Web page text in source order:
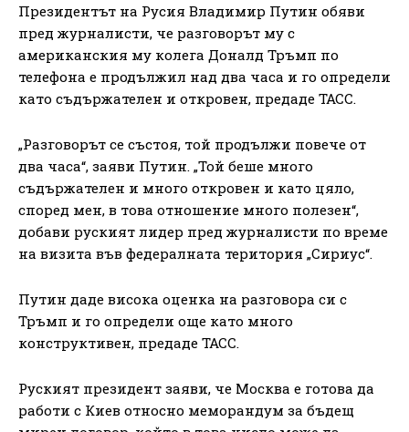
Президентът на Русия Владимир Путин обяви
пред журналисти, че разговорът му с
американския му колега Доналд Тръмп по
телефона е продължил над два часа и го определи
като съдържателен и откровен, предаде ТАСС.
„Разговорът се състоя, той продължи повече от
два часа“, заяви Путин. „Той беше много
съдържателен и много откровен и като цяло,
според мен, в това отношение много полезен“,
добави руският лидер пред журналисти по време
на визита във федералната територия „Сириус“.
Путин даде висока оценка на разговора си с
Тръмп и го определи още като много
конструктивен, предаде ТАСС.
Руският президент заяви, че Москва е готова да
работи с Киев относно меморандум за бъдещ